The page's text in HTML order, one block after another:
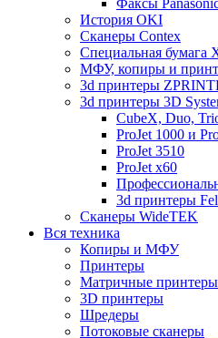
Факсы
История OKI
Сканеры Contex
Специальная бумага
МФУ, копиры и
3d принтеры
3d принтеры 3D
CubeX, Duo,
ProJet 1000 и
ProJet 3510
ProJet x60
3d принтеры
Сканеры WideTEK
Вся техника
Копиры и МФУ
Принтеры
Матричные принтеры
3D принтеры
Шредеры
Потоковые сканеры